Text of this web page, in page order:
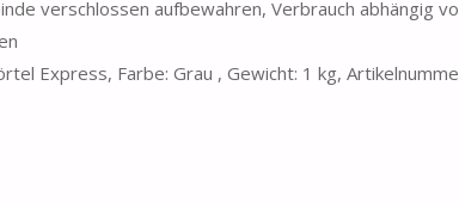
verschlossen aufbewahren, Verbrauch abhängig
Express, Farbe: Grau , Gewicht: 1 kg,